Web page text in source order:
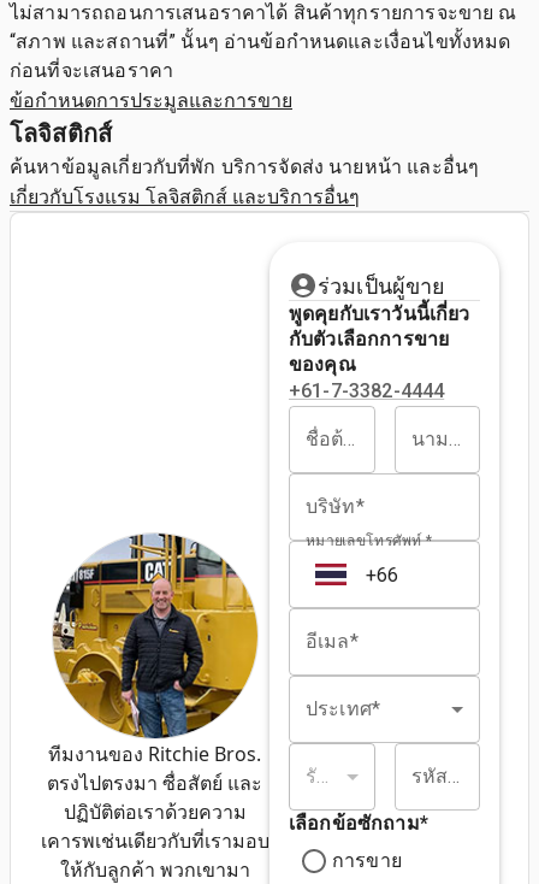
ไม่สามารถถอนการเสนอราคาได้ สินค้าทุกรายการจะขาย ณ
“สภาพ และสถานที่” นั้นๆ อ่านข้อกำหนดและเงื่อนไขทั้งหมด
ก่อนที่จะเสนอราคา
ข้อกำหนดการประมูลและการขาย
โลจิสติกส์
ค้นหาข้อมูลเกี่ยวกับที่พัก บริการจัดส่ง นายหน้า และอื่นๆ
เกี่ยวกับโรงแรม โลจิสติกส์ และบริการอื่นๆ
ร่วมเป็นผู้ขาย
พูดคุยกับเราวันนี้เกี่ยว
กับตัวเลือกการขาย
ของคุณ
+61-7-3382-4444
ชื่อต้น* นามสกุล*
บริษัท*
หมายเลขโทรศัพท์ *
อีเมล*
ประเทศ*
รัฐ/จังหวัด* รหัสไปรษณีย์*
เลือกข้อซักถาม*
การขาย
ทีมงานของ Ritchie Bros.
ตรงไปตรงมา ซื่อสัตย์ และ
ปฏิบัติต่อเราด้วยความ
เคารพเช่นเดียวกับที่เรามอบ
ให้กับลูกค้า พวกเขามา